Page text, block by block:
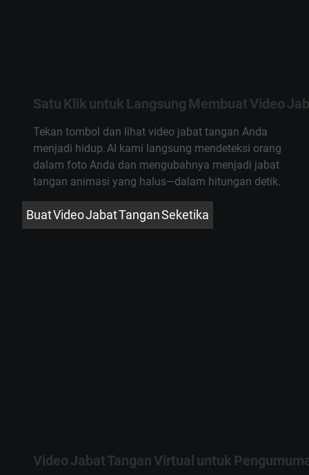
Satu Klik untuk Langsung Membuat Video
Tekan tombol dan lihat video jabat tangan Anda
menjadi hidup. AI kami langsung mendeteksi orang
dalam foto Anda dan mengubahnya menjadi jabat
tangan animasi yang halus—dalam hitungan detik.
Buat Video Jabat Tangan Seketika
Video Jabat Tangan Virtual untuk